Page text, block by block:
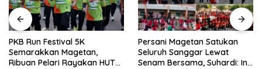
PKB Run Festival 5K
Semarakkan Magetan,
Ribuan Pelari Rayakan HUT
Persani Magetan Satukan
Seluruh Sanggar Lewat
Senam Bersama, Suhardi: Ini